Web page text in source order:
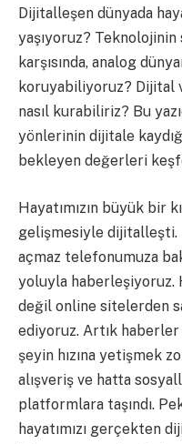
Dijitalleşen dünyada
yaşıyoruz? Teknolojinin
karşısında, analog
koruyabiliyoruz? Dijital
nasıl kurabiliriz? Bu
yönlerinin dijitale
bekleyen değerleri
Hayatımızın büyük bir
gelişmesiyle dijitalleşti.
açmaz telefonumuza
yoluyla
değil online sitelerden
ediyoruz. Artık
şeyin hızına yetişmek
alışveriş ve hatta
platformlara taşındı.
hayatımızı gerçekten